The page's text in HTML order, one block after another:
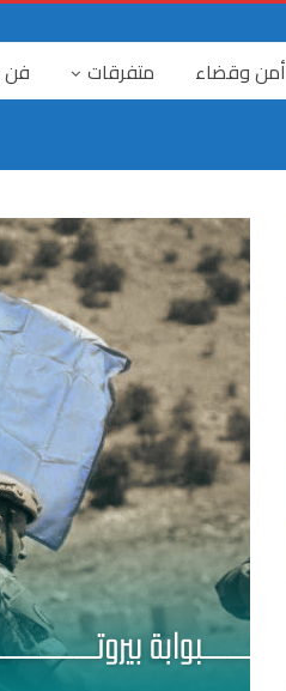
أمن وقضاء متفرقات فن
٤ آب
مرفأ بيروت، بوابة